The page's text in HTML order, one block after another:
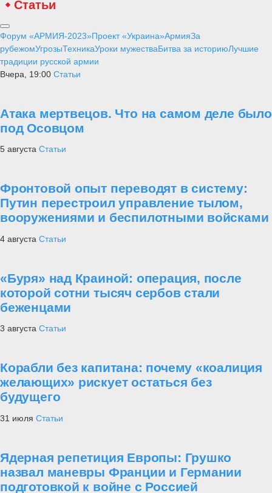
Статьи
Форум «АРМИЯ-2023»Проект «Украина»АрмияЗа
рубежомУгрозыТехникаУроки мужестваБитва за историюЛучшие
традиции русской армии
Вчера, 19:00 Статьи
Атака мертвецов. Что на самом деле было
под Осовцом
5 августа Статьи
Фронтовой опыт переводят в систему:
Путин перестроил управление тылом,
вооружениями и беспилотными войсками
4 августа Статьи
«Буря» над Краиной: операция, после
которой сотни тысяч сербов стали
беженцами
3 августа Статьи
Корабли без капитана: почему «коалиция
желающих» рискует остаться без
будущего
31 июля Статьи
Ядерная репетиция Европы: Грушко
назвал маневры Франции и Германии
подготовкой к войне с Россией